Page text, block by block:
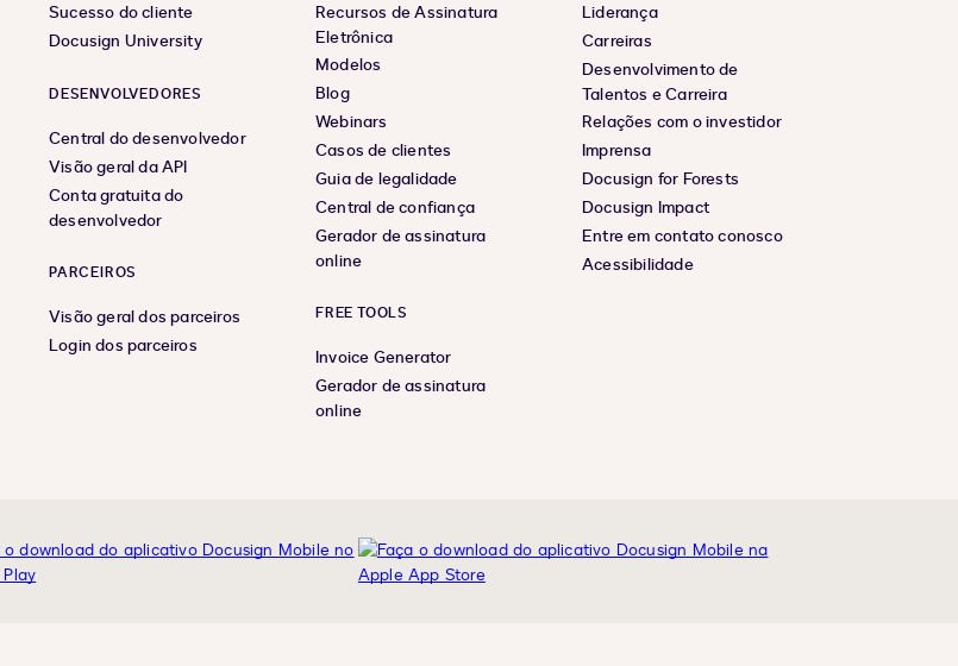
Sucesso do cliente
Docusign University
DESENVOLVEDORES
Central do desenvolvedor
Visão geral da API
Conta gratuita do
desenvolvedor
PARCEIROS
Visão geral dos parceiros
Login dos parceiros
Recursos de Assinatura
Eletrônica
Modelos
Blog
Webinars
Casos de clientes
Guia de legalidade
Central de confiança
Gerador de assinatura
online
FREE TOOLS
Invoice Generator
Gerador de assinatura
online
Liderança
Carreiras
Desenvolvimento de
Talentos e Carreira
Relações com o investidor
Imprensa
Docusign for Forests
Docusign Impact
Entre em contato conosco
Acessibilidade